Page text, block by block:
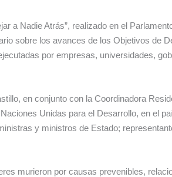
a Nadie Atrás”, realizado en el
sobre los avances de los Objetivos de
por empresas, universidades,
en conjunto con la Coordinadora
Unidas para el Desarrollo, en el
y ministros de Estado;
murieron por causas prevenibles,